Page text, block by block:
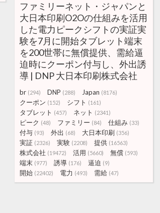
ファミリーネット・ジャパンと
大日本印刷O2Oの仕組みを活用
した電力ピークシフトの実証実
験を7月に開始タブレット端末
を200世帯に無償提供、需給逼
迫時にクーポン付与し、外出誘
導 | DNP 大日本印刷株式会社
br (294) DNP (288) Japan (8176)
クーポン (152) シフト (161)
タブレット (457) ネット (2341)
ピーク (48) ファミリー (84) 仕組み (33)
付与 (93) 外出 (68) 大日本印刷 (356)
実証 (2326) 実験 (2208) 提供 (16563)
株式会社 (19472) 活用 (5660) 無償 (593)
端末 (977) 誘導 (176) 逼迫 (9)
開始 (22402) 電力 (493) 需給 (47)